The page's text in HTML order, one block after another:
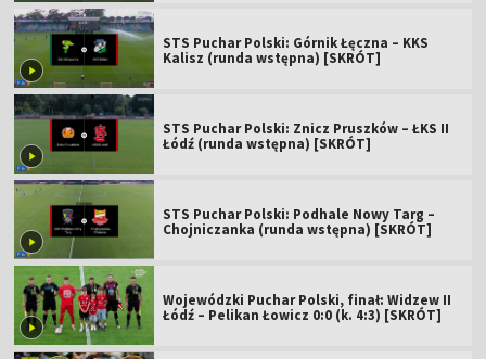
STS Puchar Polski: Górnik Łęczna – KKS
Kalisz (runda wstępna) [SKRÓT]
STS Puchar Polski: Znicz Pruszków – ŁKS II
Łódź (runda wstępna) [SKRÓT]
STS Puchar Polski: Podhale Nowy Targ –
Chojniczanka (runda wstępna) [SKRÓT]
Wojewódzki Puchar Polski, finał: Widzew II
Łódź – Pelikan Łowicz 0:0 (k. 4:3) [SKRÓT]